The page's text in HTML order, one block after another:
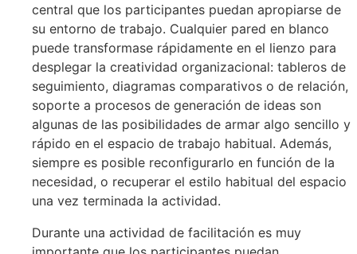
central que los participantes puedan apropiarse de
su entorno de trabajo. Cualquier pared en blanco
puede transformase rápidamente en el lienzo para
desplegar la creatividad organizacional: tableros de
seguimiento, diagramas comparativos o de relación,
soporte a procesos de generación de ideas son
algunas de las posibilidades de armar algo sencillo y
rápido en el espacio de trabajo habitual. Además,
siempre es posible reconfigurarlo en función de la
necesidad, o recuperar el estilo habitual del espacio
una vez terminada la actividad.
Durante una actividad de facilitación es muy